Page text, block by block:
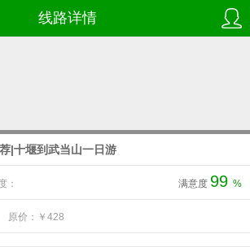
线路详情
|十堰到武当山一日游
满意度 99 %
：
原价：￥ 428